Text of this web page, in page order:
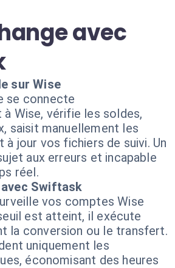
avec
sur Wise
se connecte
Wise, vérifie les soldes,
saisit manuellement les
jour vos fichiers de suivi. Un
aux erreurs et incapable
réel.
Swiftask
vos comptes Wise
est atteint, il exécute
la conversion ou le transfert.
uniquement les
économisant des heures